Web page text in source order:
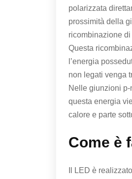
polarizzata
prossimità della
ricombinazione
Questa
l’energia
non legati venga
Nelle giunzioni
questa energia
calore e parte
Come è
Il LED è